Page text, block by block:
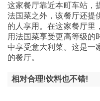
这家餐厅靠近本町车站，
法国菜之外，该餐厅还提
的人享用。在这家餐厅里
用法国菜享受更高等级的
中享受意大利菜。这是一
的餐厅。
相对合理!饮料也不错!